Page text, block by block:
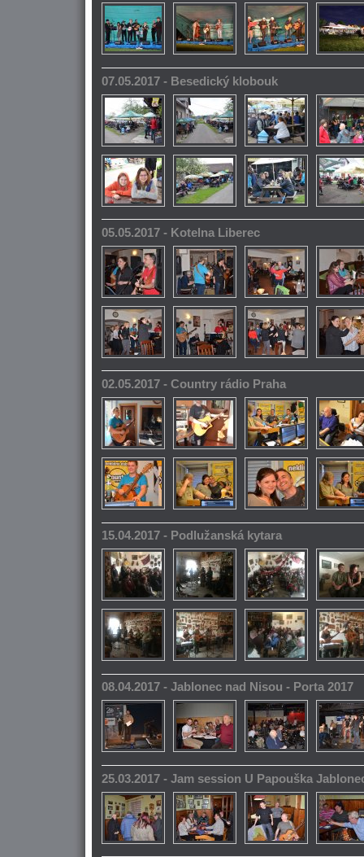
07.05.2017 - Besedický klobouk
05.05.2017 - Kotelna Liberec
02.05.2017 - Country rádio Praha
15.04.2017 - Podlužanská kytara
08.04.2017 - Jablonec nad Nisou - Porta 2017
25.03.2017 - Jam session U Papouška